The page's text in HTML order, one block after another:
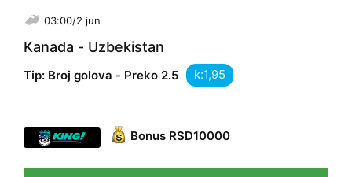
03:00/2 jun
Kanada - Uzbekistan
Tip: Broj golova - Preko 2.5 k:
Bonus RSD10000